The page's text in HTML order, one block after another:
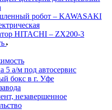
робот – KAWASAKI
HITACHI – ZX200-3
5 а/м под автосервис
бокс в г. Уфе
незавершенное